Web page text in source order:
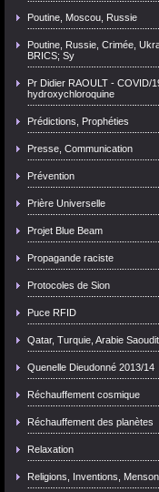
Poutine, Moscou, Russie
Poutine, Russie, Crimée,
BRICS; Sy
Pr Didier RAOULT - COVID/
hydroxychloroquine
Prédictions, Prophéties
Presse, Communication
Prévention
Prière Universelle
Projet Blue Beam
Propagande raciste
Protocoles de Sion
Puce RFID
Qatar, Turquie, Arabie
Quenelle Dieudonné 2013/14
Réchauffement cosmique
Réchauffement des planètes
Relaxation
Religions, Inventions,